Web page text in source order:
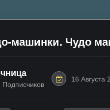
машинки. Чудо
Подписчиков
16 Августа